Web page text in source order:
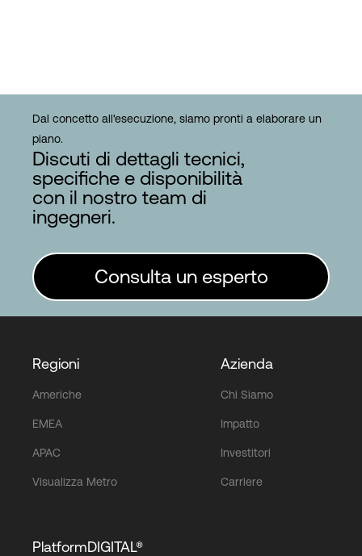
Dal concetto all'esecuzione, siamo pronti a elaborare un
piano.
Discuti di dettagli tecnici,
specifiche e disponibilità
con il nostro team di
ingegneri.
Consulta un esperto
Regioni
Americhe
EMEA
APAC
Visualizza Metro
Azienda
Chi Siamo
Impatto
Investitori
Carriere
PlatformDIGITAL®